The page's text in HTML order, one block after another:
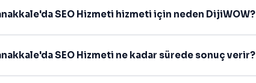
SEO Hizmeti hizmeti için neden DijiWOW?
SEO Hizmeti ne kadar sürede sonuç verir?